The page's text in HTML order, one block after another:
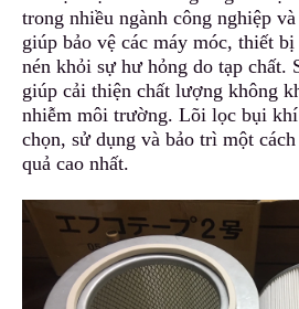
trong nhiều ngành công nghiệp
giúp bảo vệ các máy móc, thiết
nén khỏi sự hư hỏng do tạp chất.
giúp cải thiện chất lượng không
nhiễm môi trường. Lõi lọc bụi
chọn, sử dụng và bảo trì một
quả cao nhất.